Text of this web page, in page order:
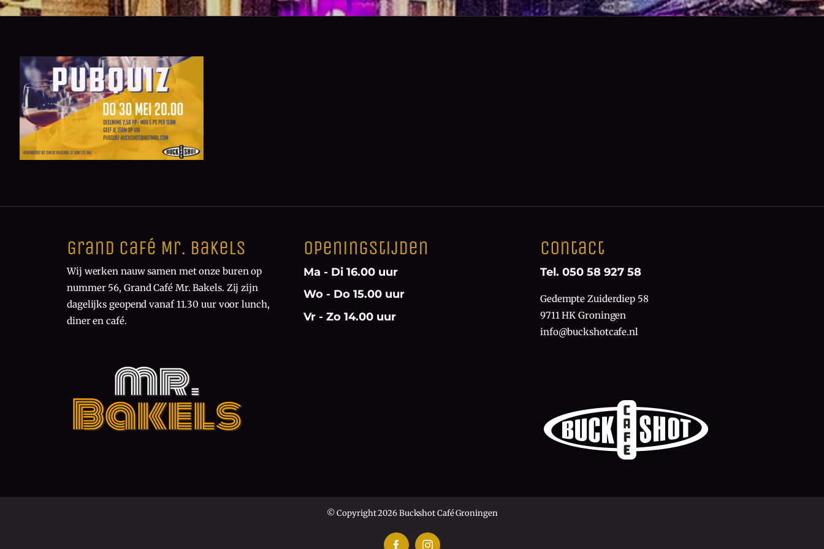
Grand Café Mr. Bakels
Wij werken nauw samen met onze buren op
nummer 56, Grand Café Mr. Bakels. Zij zijn
dagelijks geopend vanaf 11.30 uur voor lunch,
diner en café.
Openingstijden
Ma - Di 16.00 uur
Wo - Do 15.00 uur
Vr - Zo 14.00 uur
Contact
Tel. 050 58 927 58
Gedempte Zuiderdiep 58
9711 HK Groningen
info@buckshotcafe.nl
© Copyright 2026 Buckshot Café Groningen